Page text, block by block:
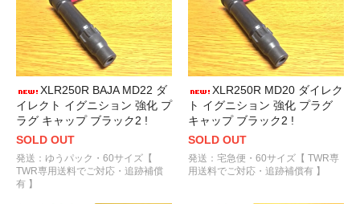
XLR250R BAJA MD22 ダ
イレクト イグニション 強化 プ
ラグ キャップ ブラック2 !
SOLD OUT
発送：ゆうパック・60サイズ【
TWR専用送料でご対応・追跡補償
有 】
XLR250R MD20 ダイレク
ト イグニション 強化 プラグ
キャップ ブラック2 !
SOLD OUT
発送：宅急便・60サイズ【 TWR専
用送料でご対応・追跡補償有 】